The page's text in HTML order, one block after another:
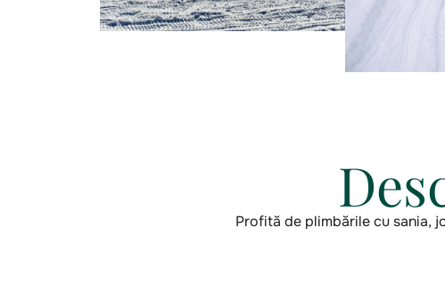
Profită de plimbările cu sania,